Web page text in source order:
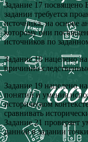
Задание 17 посвящено
задании требуется
источника, на основе
которому они
источников по
Задание 18 нацелено
причинно-
Задание 19 нацелено
понятий и умения
историческом
сравнивать
Задание 21 проверяет
данной в задании